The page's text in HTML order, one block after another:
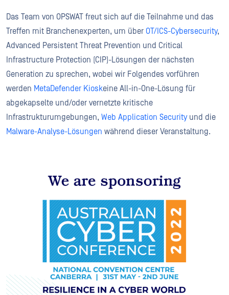
Das Team von OPSWAT freut sich auf die Teilnahme und das
Treffen mit Branchenexperten, um über OT/ICS-Cybersecurity,
Advanced Persistent Threat Prevention und Critical
Infrastructure Protection (CIP)-Lösungen der nächsten
Generation zu sprechen, wobei wir Folgendes vorführen
werden MetaDefender Kioskeine All-in-One-Lösung für
abgekapselte und/oder vernetzte kritische
Infrastrukturumgebungen, Web Application Securityund die
Malware-Analyse-Lösungen während dieser Veranstaltung.